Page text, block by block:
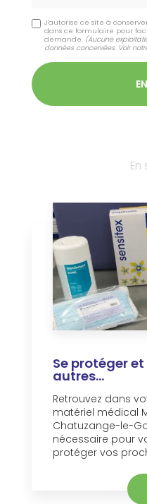
J'autorise ce site à
dans ce formulaire pour
demande. (Aucune
données concervées. Voir
En
Se protéger
autres...
Retrouvez dans
matériel médical
Chatuzange-le-
nécessaire pour
protéger vos